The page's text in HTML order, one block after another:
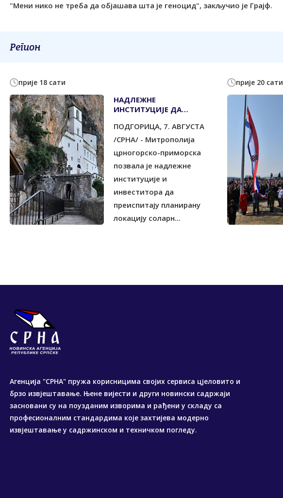
"Мени нико не треба да објашава шта је геноцид", закључио је Грајф.
Регион
прије 18 сати
НАДЛЕЖНЕ
ИНСТИТУЦИЈЕ ДА
ПЛАНИРАНУ ЛОКАЦИЈУ
ЗА СОЛАРНУ ЕЛЕКТРАНУ
ПОДГОРИЦА, 7. АВГУСТА
/СРНА/ - Митрополија
црногорско-приморска
позвала је надлежне
институције и
инвеститора да
преиспитају планирану
локацију соларн...
прије 20 сати
Агенција "СРНА" пружа корисницима својих сервиса цјеловито и
брзо извјештавање. Њене вијести и други новински садржаји
засновани су на поузданим изворима и рађени у складу са
професионалним стандардима које захтијева модерно
извјештавање у садржинском и техничком погледу.